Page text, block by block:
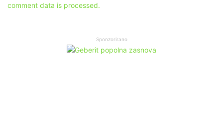
comment data is processed.
Sponzorirano